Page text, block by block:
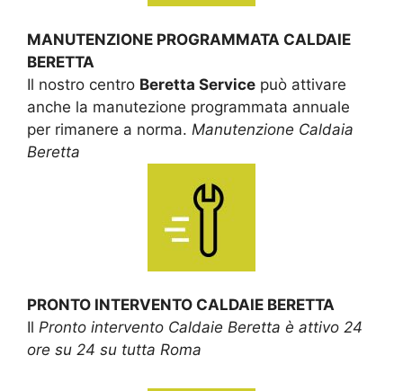
MANUTENZIONE PROGRAMMATA CALDAIE
BERETTA
Il nostro centro Beretta Service può attivare
anche la manutezione programmata annuale
per rimanere a norma. Manutenzione Caldaia
Beretta
PRONTO INTERVENTO CALDAIE BERETTA
Il Pronto intervento Caldaie Beretta è attivo 24
ore su 24 su tutta Roma